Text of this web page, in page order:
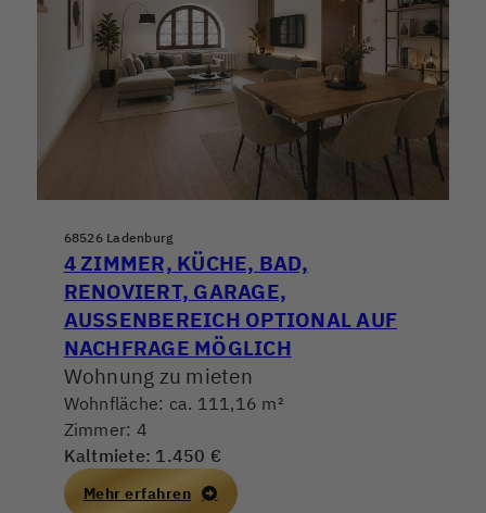
68526 Ladenburg
4 ZIMMER, KÜCHE, BAD,
RENOVIERT, GARAGE,
AUSSENBEREICH OPTIONAL AUF N
ACHFRAGE MÖGLICH
Wohnung zu mieten
Wohnfläche: ca. 111,16 m²
Zimmer: 4
Kaltmiete: 1.450 €
Mehr erfahren